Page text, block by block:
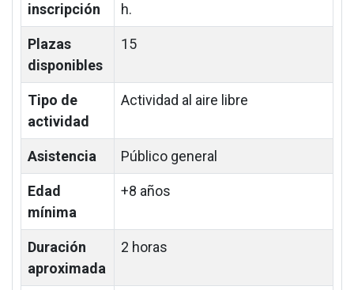
inscripción
h.
Plazas
disponibles
15
Tipo de
actividad
Actividad al aire libre
Asistencia Público general
Edad
mínima
+8 años
Duración
aproximada
2 horas